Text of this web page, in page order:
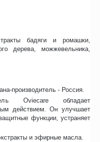
бадяги и ромашки,
дерева, можжевельника,
производитель - Россия.
Oviecare обладает
действием. Он улучшает
функции, устраняет
и эфирные масла.